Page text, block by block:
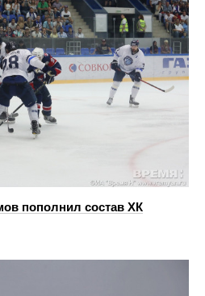
пополнил состав ХК